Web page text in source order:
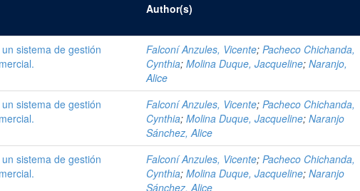
Author(s)
sistema de gestión
Falconí Anzules, Vicente;Pacheco Chichanda,
Cynthia;Molina Duque, Jacqueline;Naranjo,
Alice
sistema de gestión
Falconí Anzules, Vicente;Pacheco Chichanda,
Cynthia;Molina Duque, Jacqueline;Naranjo
Sánchez, Alice
sistema de gestión
Falconí Anzules, Vicente;Pacheco Chichanda,
Cynthia;Molina Duque, Jacqueline;Naranjo
Sánchez, Alice